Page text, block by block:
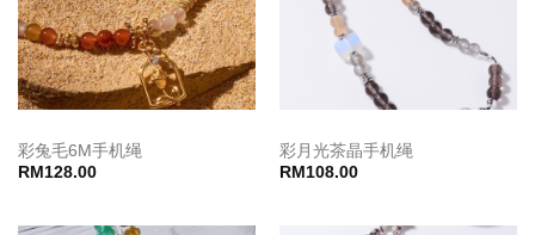
彩兔毛6M手机绳
RM 128.00
彩月光茶晶手机绳
RM 108.00